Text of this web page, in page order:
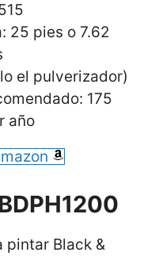
25 pies o 7.62
el pulverizador)
175
año
pintar Black &